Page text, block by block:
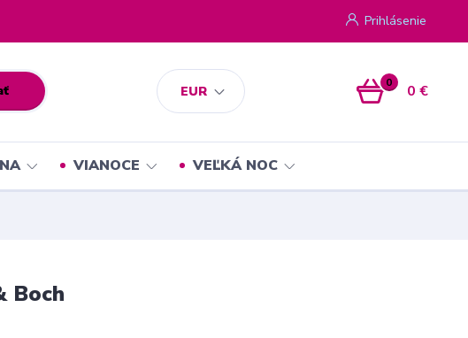
EUR
Prihlásenie
0 0 €
VIANOCE VEĽKÁ NOC
Boch